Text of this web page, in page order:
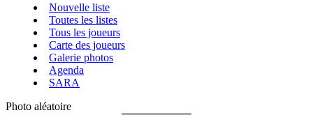
Nouvelle liste
Toutes les listes
Tous les joueurs
Carte des joueurs
Galerie photos
Agenda
SARA
Photo aléatoire